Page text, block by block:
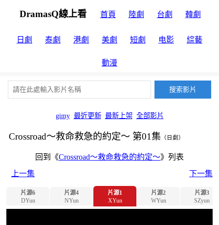
DramasQ線上看 首頁 陸劇 台劇 韓劇
日劇 泰劇 港劇 美劇 短劇 电影 綜藝
動漫
gimy 最近更新 最新上架 全部影片
Crossroad～救命救急的約定～ 第01集 （日劇）
回到《Crossroad～救命救急的約定～》列表
上一集
下一集
片源6
DYun
片源4
NYun
片源1
XYun
片源2
WYun
片源3
SZyun